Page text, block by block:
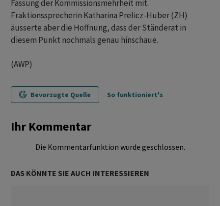
Fassung der Kommissionsmehrheit mit.
Fraktionssprecherin Katharina Prelicz-Huber (ZH)
äusserte aber die Hoffnung, dass der Ständerat in
diesem Punkt nochmals genau hinschaue.
(AWP)
Bevorzugte Quelle So funktioniert's
Ihr Kommentar
Die Kommentarfunktion wurde geschlossen.
DAS KÖNNTE SIE AUCH INTERESSIEREN